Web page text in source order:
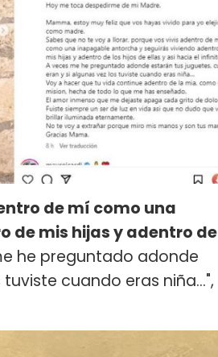
de mí como una
de mis hijas y adentro de
he preguntado adonde
cuando eras niña…",